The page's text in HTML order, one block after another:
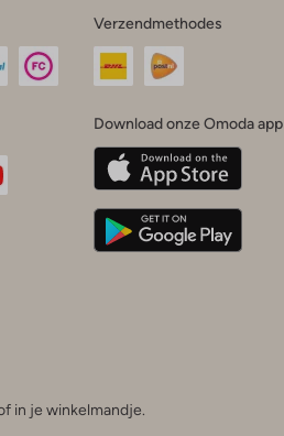
Verzendmethodes
Download onze Omoda app
in je winkelmandje.